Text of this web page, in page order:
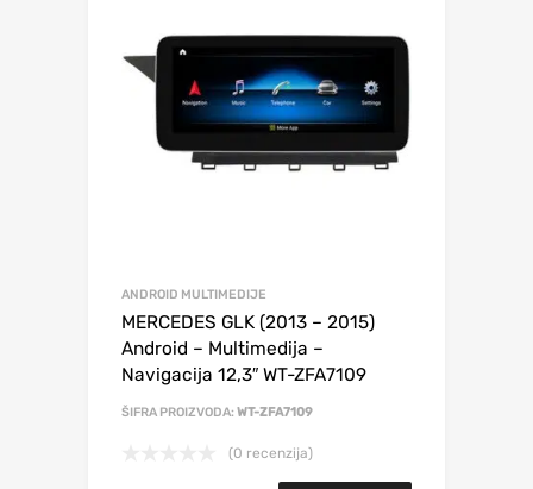
ANDROID MULTIMEDIJE
MERCEDES GLK (2013 – 2015)
Android – Multimedija –
Navigacija 12,3″ WT-ZFA7109
ŠIFRA PROIZVODA: WT-ZFA7109
(0 recenzija)